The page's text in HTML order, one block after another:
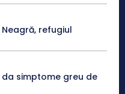
refugiul
simptome greu de